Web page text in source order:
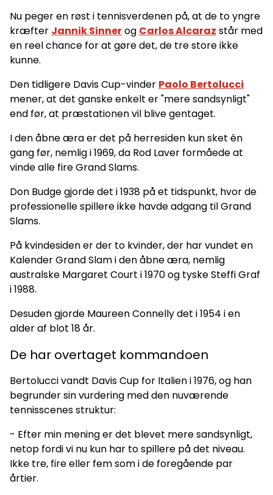
Nu peger en røst i tennisverdenen på, at de to yngre
kræfter Jannik Sinnerog Carlos Alcaraz står med
en reel chance for at gøre det, de tre store ikke
kunne.
Den tidligere Davis Cup-vinder Paolo Bertolucci
mener, at det ganske enkelt er "mere sandsynligt"
end før, at præstationen vil blive gentaget.
I den åbne æra er det på herresiden kun sket én
gang før, nemlig i 1969, da Rod Laver formåede at
vinde alle fire Grand Slams.
Don Budge gjorde det i 1938 på et tidspunkt, hvor de
professionelle spillere ikke havde adgang til Grand
Slams.
På kvindesiden er der to kvinder, der har vundet en
Kalender Grand Slam i den åbne æra, nemlig
australske Margaret Court i 1970 og tyske Steffi Graf
i 1988.
Desuden gjorde Maureen Connelly det i 1954 i en
alder af blot 18 år.
De har overtaget kommandoen
Bertolucci vandt Davis Cup for Italien i 1976, og han
begrunder sin vurdering med den nuværende
tennisscenes struktur:
- Efter min mening er det blevet mere sandsynligt,
netop fordi vi nu kun har to spillere på det niveau.
Ikke tre, fire eller fem som i de foregående par
årtier.